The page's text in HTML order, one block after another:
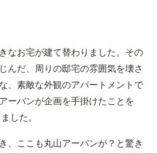
なお宅が建て替わりました。その
んだ、周りの邸宅の雰囲気を壊さ
、素敵な外観のアパートメントで
ーバンが企画を手掛けたことを
した。
、ここも丸山アーバンが？と驚き